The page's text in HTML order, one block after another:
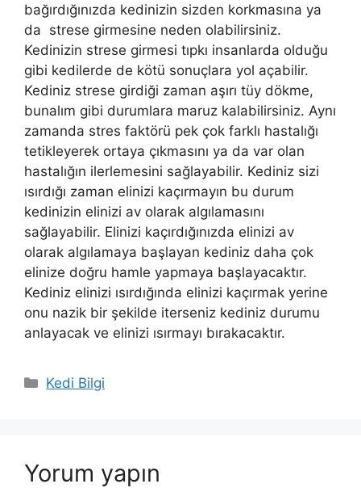
bağırdığınızda kedinizin sizden korkmasına ya
da strese girmesine neden olabilirsiniz.
Kedinizin strese girmesi tıpkı insanlarda olduğu
gibi kedilerde de kötü sonuçlara yol açabilir.
Kediniz strese girdiği zaman aşırı tüy dökme,
bunalım gibi durumlara maruz kalabilirsiniz. Aynı
zamanda stres faktörü pek çok farklı hastalığı
tetikleyerek ortaya çıkmasını ya da var olan
hastalığın ilerlemesini sağlayabilir. Kediniz sizi
ısırdığı zaman elinizi kaçırmayın bu durum
kedinizin elinizi av olarak algılamasını
sağlayabilir. Elinizi kaçırdığınızda elinizi av
olarak algılamaya başlayan kediniz daha çok
elinize doğru hamle yapmaya başlayacaktır.
Kediniz elinizi ısırdığında elinizi kaçırmak yerine
onu nazik bir şekilde iterseniz kediniz durumu
anlayacak ve elinizi ısırmayı bırakacaktır.
Kategoriler
Kedi Bilgi
Yorum yapın